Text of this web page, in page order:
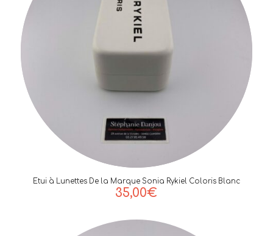
Etui à Lunettes De la Marque Sonia Rykiel Coloris Blanc
35,00€